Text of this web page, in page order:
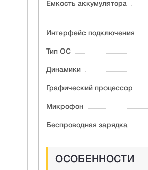
Ёмкость аккумулятора
Интерфейс подключения
Тип ОС
Динамики
Графический процессор
Микрофон
Беспроводная зарядка
ОСОБЕННОСТИ